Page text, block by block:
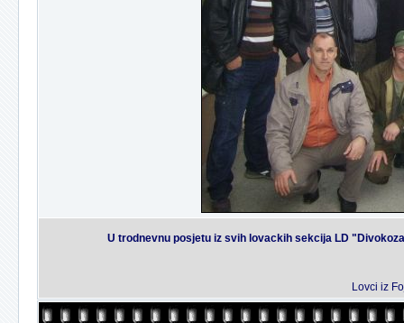
U trodnevnu posjetu iz svih lovackih sekcija LD
Lovci iz